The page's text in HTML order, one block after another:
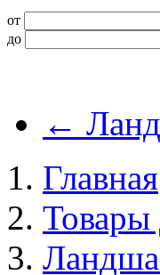
от
до
←
Главная
Товары